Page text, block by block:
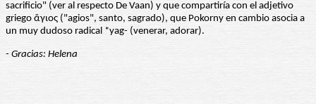
sacrificio" (ver al respecto De Vaan) y que compartiría con el adjetivo
griego ἄγιος ("agios", santo, sagrado), que Pokorny en cambio asocia a
un muy dudoso radical *yag- (venerar, adorar).
- Gracias: Helena